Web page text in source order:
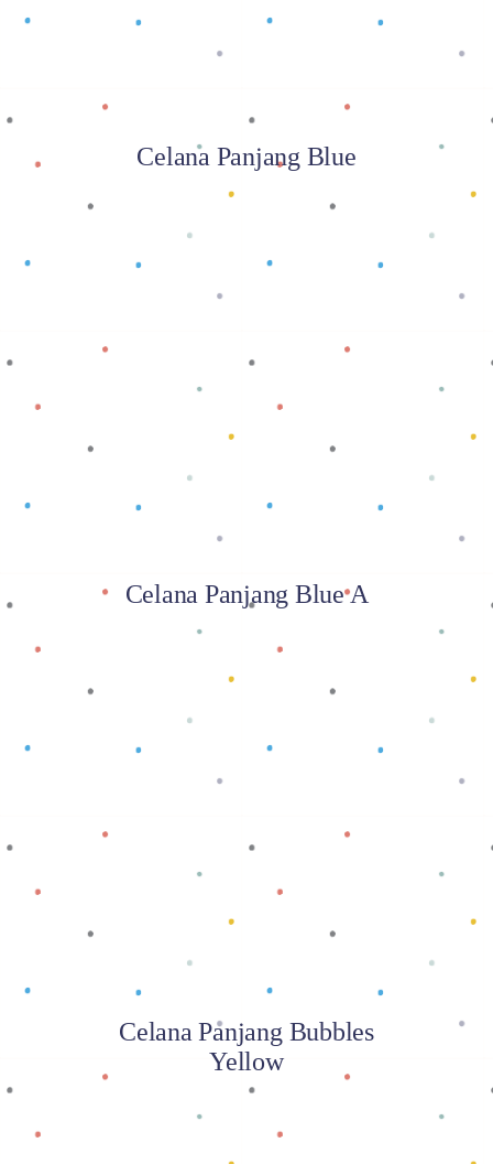
Celana Panjang Blue
Baca selengkapnya
Celana Panjang Blue A
Celana Panjang Bubbles
Yellow